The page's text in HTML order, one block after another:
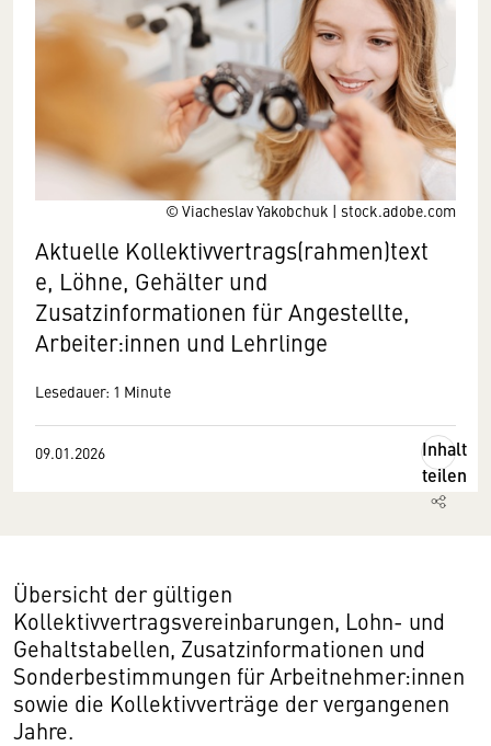
© Viacheslav Yakobchuk | stock.adobe.com
Aktuelle Kollektivvertrags(rahmen)text
e, Löhne, Gehälter und
Zusatzinformationen für Angestellte,
Arbeiter:innen und Lehrlinge
Lesedauer: 1 Minute
09.01.2026
Inhalt
teilen
Übersicht der gültigen
Kollektivvertragsvereinbarungen, Lohn- und
Gehaltstabellen, Zusatzinformationen und
Sonderbestimmungen für Arbeitnehmer:innen
sowie die Kollektivverträge der vergangenen
Jahre.